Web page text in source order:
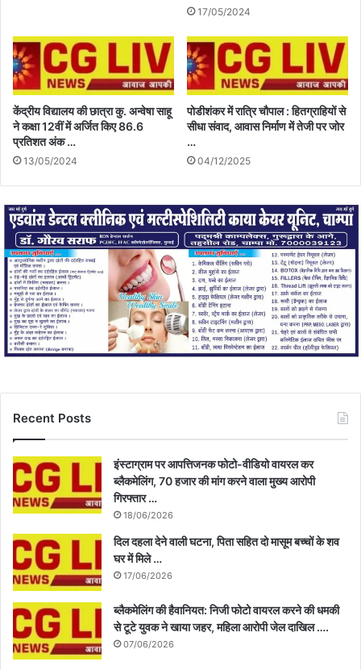
17/05/2024
केंद्रीय विद्यालय की छात्रा कु. अन्वेषा साहू
ने कक्षा 12वीं में अर्जित किए 86.6
प्रतिशत अंक …
13/05/2024
पोडीशंकर में रात्रि चौपाल : हितग्राहियों से
सीधा संवाद, आवास निर्माण में तेजी पर जोर
…
04/12/2025
Recent Posts
इंस्टाग्राम पर आपत्तिजनक फोटो-वीडियो वायरल कर
ब्लैकमेलिंग, 70 हजार की मांग करने वाला मुख्य आरोपी
गिरफ्तार …
18/06/2026
दिल दहला देने वाली घटना, पिता सहित दो मासूम बच्चों के शव
घर में मिले …
17/06/2026
ब्लैकमेलिंग की हैवानियत: निजी फोटो वायरल करने की धमकी
से टूटे युवक ने खाया जहर, महिला आरोपी जेल दाखिल ….
07/06/2026